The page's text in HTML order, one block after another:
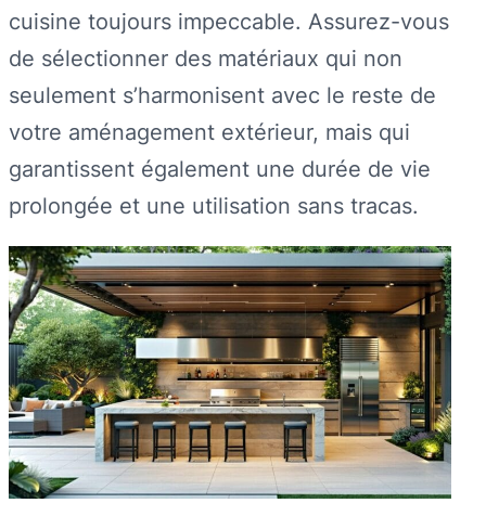
cuisine toujours impeccable. Assurez-vous
de sélectionner des matériaux qui non
seulement s’harmonisent avec le reste de
votre aménagement extérieur, mais qui
garantissent également une durée de vie
prolongée et une utilisation sans tracas.